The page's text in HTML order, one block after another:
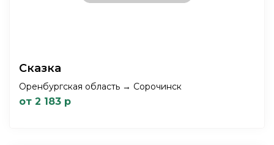
Сказка
Оренбургская область → Сорочинск
от 2 183 р